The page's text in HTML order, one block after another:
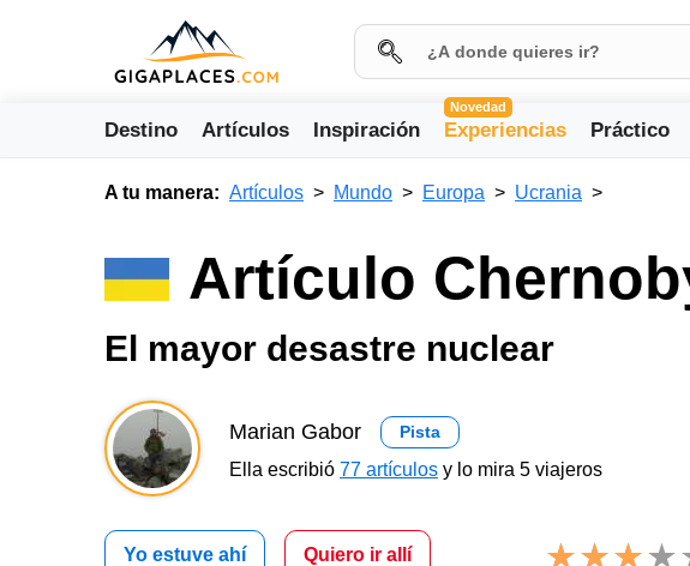
Destino Artículos Inspiración
Novedad
Experiencias Práctico
A tu manera: Artículos Mundo Europa Ucrania
Artículo
El mayor desastre nuclear
Marian Gabor Pista
Ella escribió 77 artículos y lo mira 5 viajeros
Yo estuve ahí Quiero ir allí